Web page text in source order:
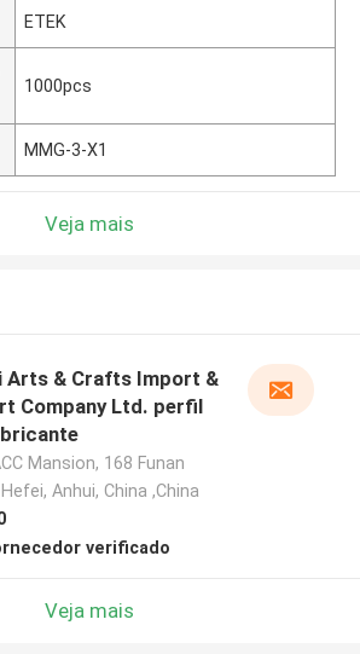
ETEK
1000pcs
MMG-3-X1
Veja mais
Arts & Crafts Import &
Company Ltd. perfil
Mansion, 168 Funan
Anhui, China ,China
verificado
Veja mais